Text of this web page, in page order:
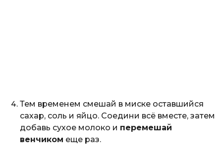
Тем временем смешай в миске оставшийся
сахар, соль и яйцо. Соедини всё вместе, затем
добавь сухое молоко и перемешай
венчиком еще раз.